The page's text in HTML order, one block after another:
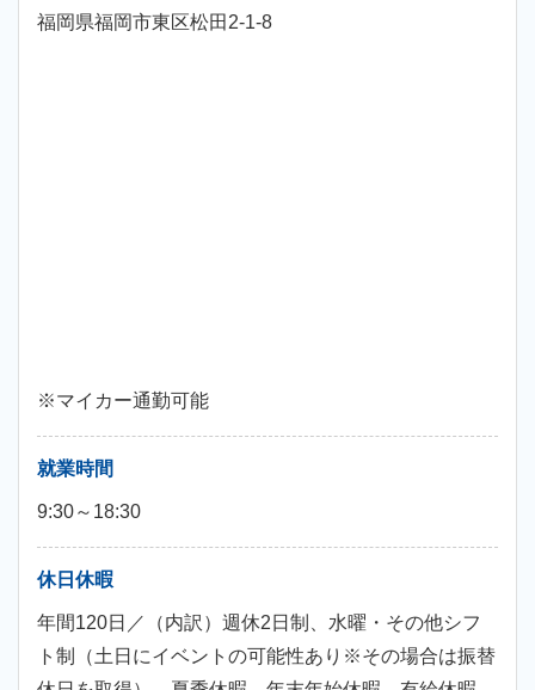
福岡県福岡市東区松田2-1-8
※マイカー通勤可能
就業時間
9:30～18:30
休日休暇
年間120日／（内訳）週休2日制、水曜・その他シフ
ト制（土日にイベントの可能性あり※その場合は振替